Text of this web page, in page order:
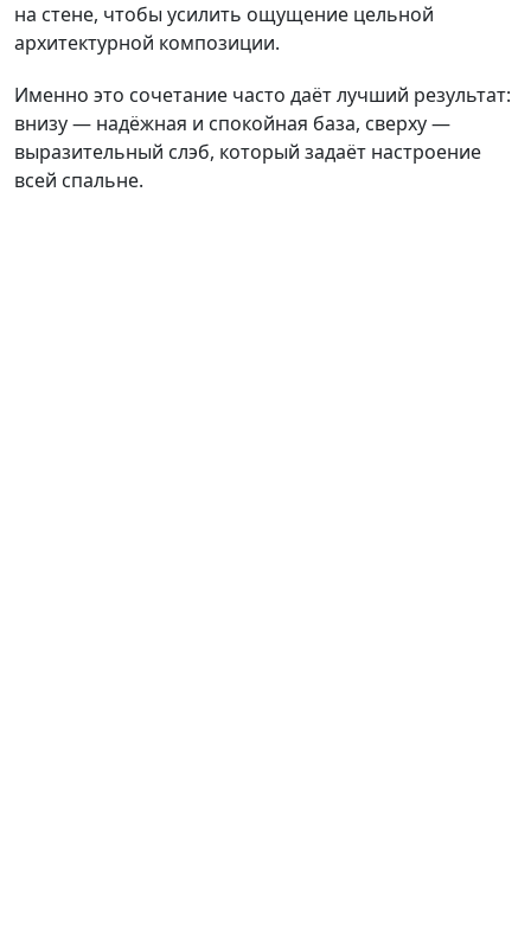
на стене, чтобы усилить ощущение цельной
архитектурной композиции.
Именно это сочетание часто даёт лучший результат:
внизу — надёжная и спокойная база, сверху —
выразительный слэб, который задаёт настроение
всей спальне.